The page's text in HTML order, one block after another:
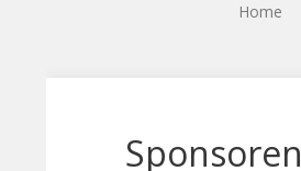
Home
Sponsoren